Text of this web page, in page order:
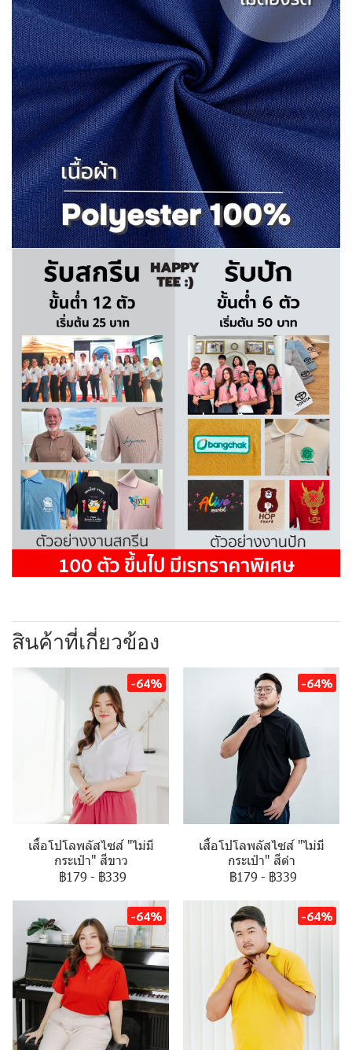
สินค้าที่เกี่ยวข้อง
-64%
เสื้อโปโลพลัสไซส์ "ไม่มี
กระเป๋า" สีขาว
฿179 - ฿339
-64%
เสื้อโปโลพลัสไซส์ "ไม่มี
กระเป๋า" สีดำ
฿179 - ฿339
-64% -64%